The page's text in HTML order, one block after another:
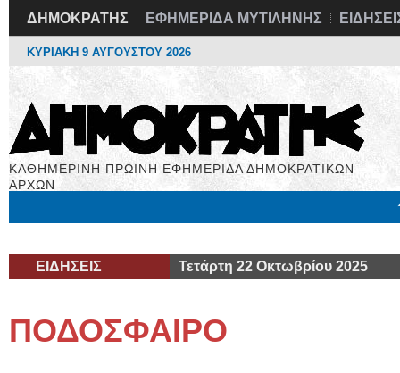
ΔΗΜΟΚΡΑΤΗΣ ΕΦΗΜΕΡΙΔΑ ΜΥΤΙΛΗΝΗΣ
ΚΥΡΙΑΚΗ 9 ΑΥΓΟΥΣΤΟΥ 2026
ΚΑΘΗΜΕΡΙΝΗ ΠΡΩΙΝΗ ΕΦΗΜΕΡΙΔΑ ΔΗΜΟΚΡΑΤΙΚΩΝ
ΑΡΧΩΝ
ΕΙΔΗΣΕΙΣ Τετάρτη 22 Οκτωβρίου 2025
ΠΟΔΟΣΦΑΙΡΟ